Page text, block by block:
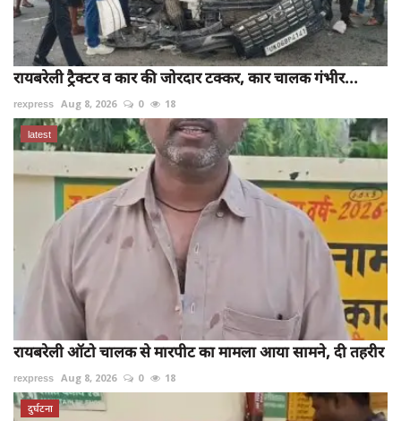
रायबरेली ट्रैक्टर व कार की जोरदार टक्कर, कार चालक गंभीर...
rexpress Aug 8, 2026 0 18
latest
रायबरेली ऑटो चालक से मारपीट का मामला आया सामने, दी तहरीर
rexpress Aug 8, 2026 0 18
दुर्घटना